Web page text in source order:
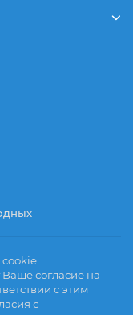
согласие на
с этим
с